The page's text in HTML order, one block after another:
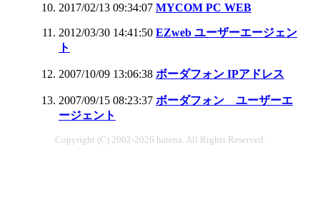
2017/02/13 09:34:07 MYCOM PC WEB
2012/03/30 14:41:50 EZweb ユーザーエージェン
ト
2007/10/09 13:06:38 ボーダフォン IPアドレス
2007/09/15 08:23:37 ボーダフォン ユーザーエ
ージェント
Copyright (C) 2002-2026 hatena. All Rights Reserved.